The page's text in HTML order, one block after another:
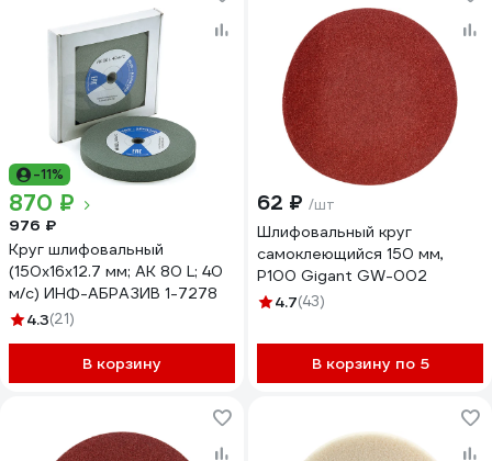
-11%
870 ₽
976 ₽
Круг шлифовальный
(150х16х12.7 мм; AK 80 L; 40
м/с) ИНФ-АБРАЗИВ 1-7278
4.3(21)
В корзину
62 ₽ /шт
Шлифовальный круг
самоклеющийся 150 мм,
P100 Gigant GW-002
4.7(43)
В корзину по 5